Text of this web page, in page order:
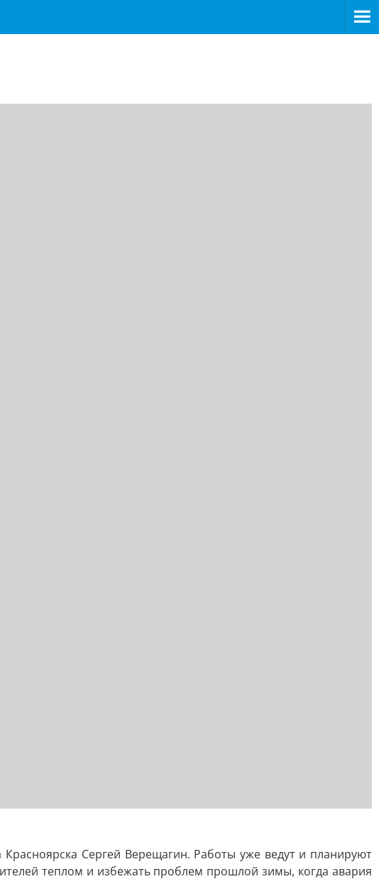
Сергей Верещагин. Работы уже ведут и планируют
теплом и избежать проблем прошлой зимы, когда авария